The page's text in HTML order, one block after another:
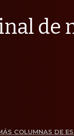
de
COLUMNAS DE